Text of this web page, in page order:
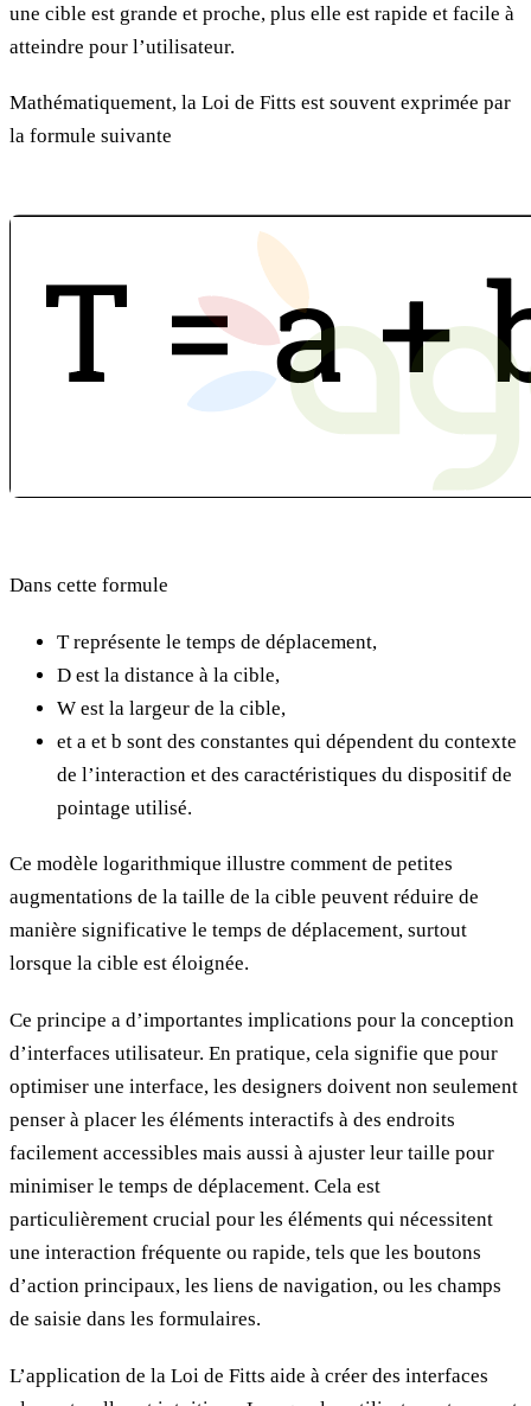
une cible est grande et proche, plus elle est rapide et facile à
atteindre pour l’utilisateur.
Mathématiquement, la Loi de Fitts est souvent exprimée par
la formule suivante
Dans cette formule
T représente le temps de déplacement,
D est la distance à la cible,
W est la largeur de la cible,
et a et b sont des constantes qui dépendent du contexte
de l’interaction et des caractéristiques du dispositif de
pointage utilisé.
Ce modèle logarithmique illustre comment de petites
augmentations de la taille de la cible peuvent réduire de
manière significative le temps de déplacement, surtout
lorsque la cible est éloignée.
Ce principe a d’importantes implications pour la conception
d’interfaces utilisateur. En pratique, cela signifie que pour
optimiser une interface, les designers doivent non seulement
penser à placer les éléments interactifs à des endroits
facilement accessibles mais aussi à ajuster leur taille pour
minimiser le temps de déplacement. Cela est
particulièrement crucial pour les éléments qui nécessitent
une interaction fréquente ou rapide, tels que les boutons
d’action principaux, les liens de navigation, ou les champs
de saisie dans les formulaires.
L’application de la Loi de Fitts aide à créer des interfaces